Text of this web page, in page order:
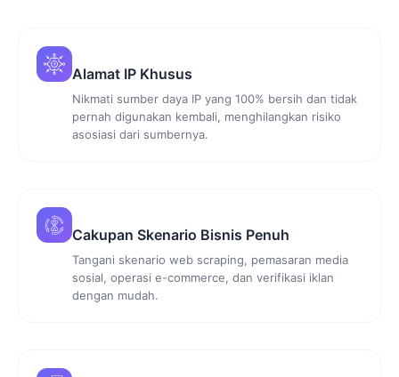
Alamat IP Khusus
Nikmati sumber daya IP yang 100% bersih dan tidak
pernah digunakan kembali, menghilangkan risiko
asosiasi dari sumbernya.
Cakupan Skenario Bisnis Penuh
Tangani skenario web scraping, pemasaran media
sosial, operasi e-commerce, dan verifikasi iklan
dengan mudah.